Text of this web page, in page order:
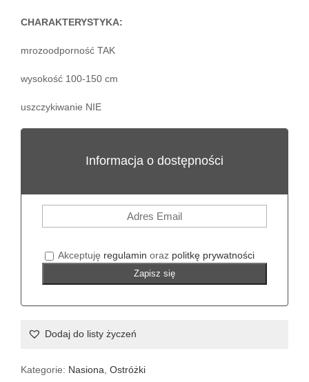
CHARAKTERYSTYKA:
mrozoodporność TAK
wysokość 100-150 cm
uszczykiwanie NIE
Informacja o dostępności
Akceptuję regulamin oraz politkę prywatności
Zapisz się
Dodaj do listy życzeń
Kategorie: Nasiona Ostróżki